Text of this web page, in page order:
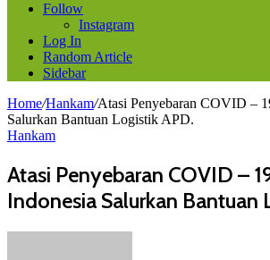
Follow
Instagram
Log In
Random Article
Sidebar
Home/Hankam/Atasi Penyebaran COVID –
Salurkan Bantuan Logistik APD.
Hankam
Atasi Penyebaran COVID –
Indonesia Salurkan Bantuan